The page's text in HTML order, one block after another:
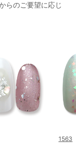
らのご要望に応じ
1563